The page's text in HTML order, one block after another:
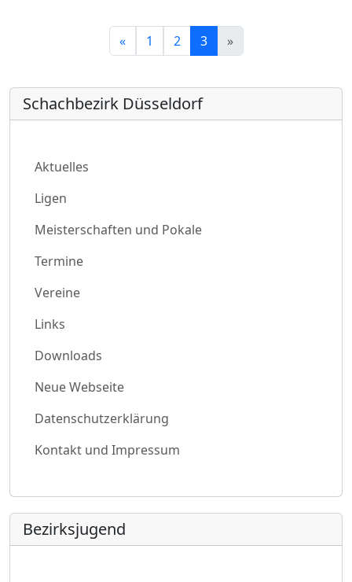
« 1 2 3(current)
»
Schachbezirk Düsseldorf
Aktuelles
Ligen
Meisterschaften und Pokale
Termine
Vereine
Links
Downloads
Neue Webseite
Datenschutzerklärung
Kontakt und Impressum
Bezirksjugend